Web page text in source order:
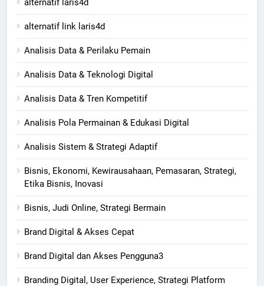
alternatif laris4d
alternatif link laris4d
Analisis Data & Perilaku Pemain
Analisis Data & Teknologi Digital
Analisis Data & Tren Kompetitif
Analisis Pola Permainan & Edukasi Digital
Analisis Sistem & Strategi Adaptif
Bisnis, Ekonomi, Kewirausahaan, Pemasaran, Strategi,
Etika Bisnis, Inovasi
Bisnis, Judi Online, Strategi Bermain
Brand Digital & Akses Cepat
Brand Digital dan Akses Pengguna3
Branding Digital, User Experience, Strategi Platform